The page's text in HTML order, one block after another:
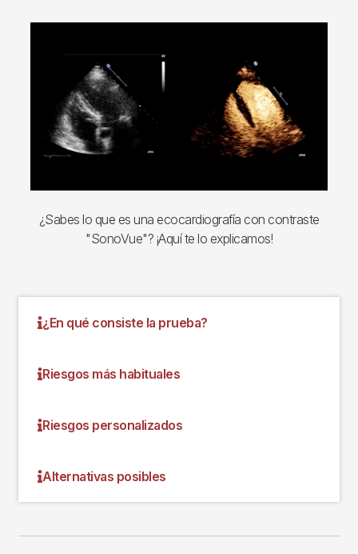
¿Sabes lo que es una ecocardiografía con contraste
"SonoVue"? ¡Aquí te lo explicamos!
¿En qué consiste la prueba?
Riesgos más habituales
Riesgos personalizados
Alternativas posibles